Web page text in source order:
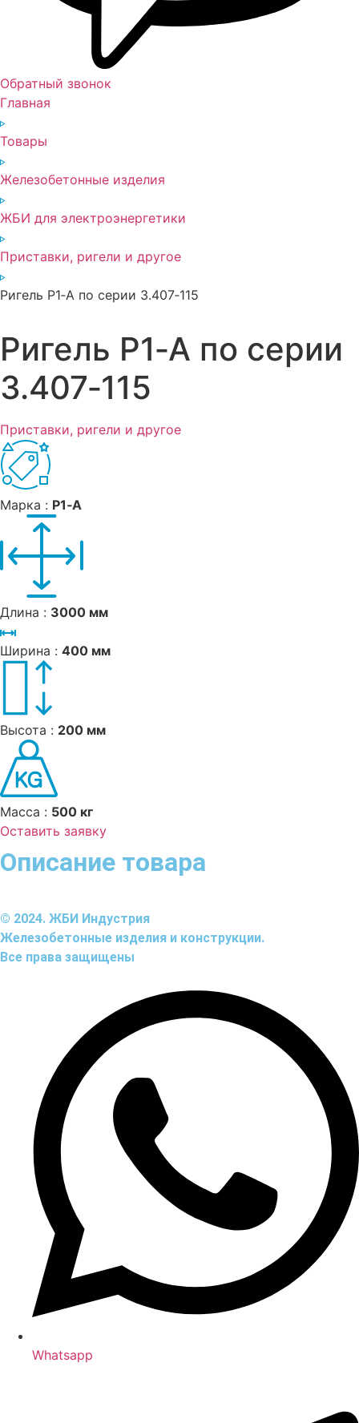
Обратный звонок
Главная
Товары
Железобетонные изделия
ЖБИ для электроэнергетики
Приставки, ригели и другое
Ригель Р1‑А по серии 3.407‑115
Ригель Р1‑А по серии
3.407‑115
Приставки, ригели и другое
Марка : Р1‑А
Длина : 3000 мм
Ширина : 400 мм
Высота : 200 мм
Масса : 500 кг
Оставить заявку
Описание товара
© 2024. ЖБИ Индустрия
Железобетонные изделия и конструкции.
Все права защищены
Whatsapp